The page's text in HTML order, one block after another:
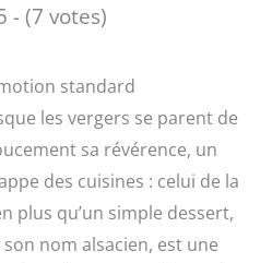
- (7 votes)
les vergers se parent de
sa révérence, un
des cuisines : celui de la
plus qu’un simple dessert,
son nom alsacien, est une